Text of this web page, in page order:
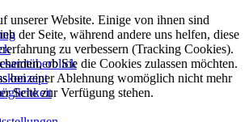
unserer Website. Einige von ihnen sind
der Seite, während andere uns helfen, diese
zu verbessern (Tracking Cookies).
ob Sie die Cookies zulassen möchten.
bei einer Ablehnung womöglich nicht mehr
Seite zur Verfügung stehen.